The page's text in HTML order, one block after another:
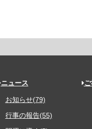
ニュース
お知らせ(79)
行事の報告(55)